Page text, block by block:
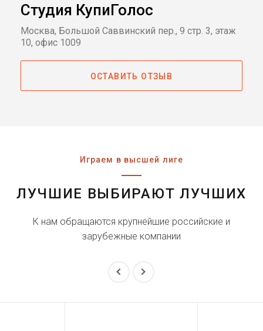
Студия КупиГолос
Москва, Большой Саввинский пер., 9 стр. 3, этаж
10, офис 1009
ОСТАВИТЬ ОТЗЫВ
Играем в высшей лиге
ЛУЧШИЕ ВЫБИРАЮТ ЛУЧШИХ
К нам обращаются крупнейшие российские и
зарубежные компании